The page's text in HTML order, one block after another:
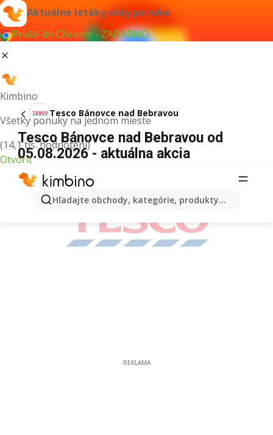
Aktuálne letáky vždy po ruke
Pridať do Chrome - ZADARMO
Kimbino
Všetky ponuky na jednom mieste
(14,1 tis. hodnotení)
Otvoriť
Hľadajte obchody, kategórie, produkty...
Tesco Bánovce nad Bebravou
Tesco Bánovce nad Bebravou od
05.08.2026 - aktuálna akcia
REKLAMA